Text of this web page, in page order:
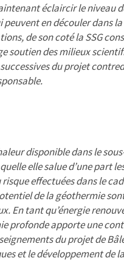
éclaircir le niveau
en découler dans
de son coté la SSG
soutien des milieux
du projet
disponible dans le
elle salue d’une part
effectuées dans le
de la géothermie
En tant qu’énergie
profonde apporte une
du projet de
et le développement de